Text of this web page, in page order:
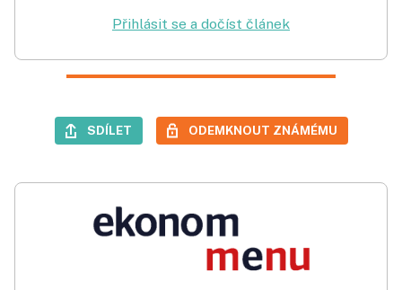
Přihlásit se a dočíst článek
SDÍLET ODEMKNOUT ZNÁMÉMU